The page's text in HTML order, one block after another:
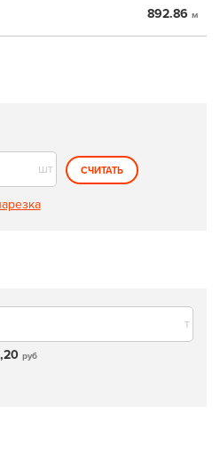
892.86 м
шт СЧИТАТЬ
т
руб